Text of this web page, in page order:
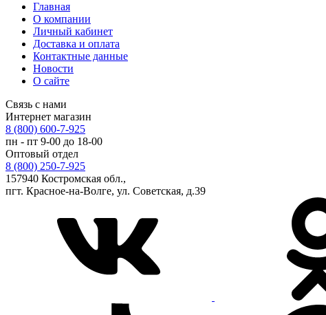
Главная
О компании
Личный кабинет
Доставка и оплата
Контактные данные
Новости
О сайте
Связь с нами
Интернет магазин
8 (800) 600-7-925
пн - пт 9-00 до 18-00
Оптовый отдел
8 (800) 250-7-925
157940 Костромская обл.,
пгт. Красное-на-Волге, ул. Советская, д.39